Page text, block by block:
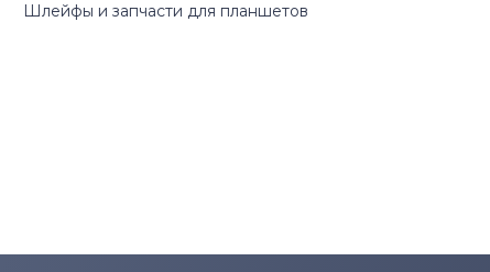
Шлейфы и запчасти для планшетов